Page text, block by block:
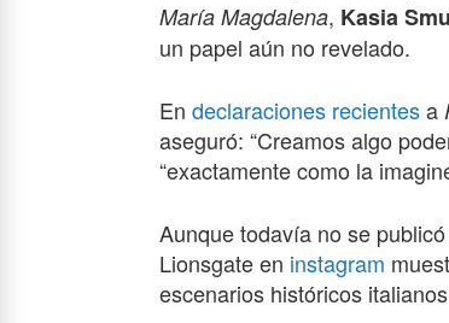
María Magdalena, Kasia
un papel aún no revelado.
En declaraciones recientesa
aseguró: “Creamos algo
“exactamente como la
Aunque todavía no se
Lionsgate en instagram
escenarios históricos